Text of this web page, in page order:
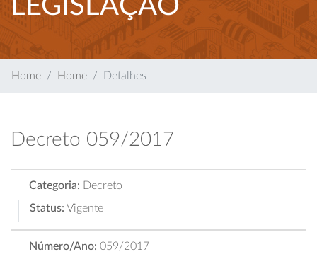
LEGISLAÇÃO
Home Home Detalhes
Decreto 059/2017
Categoria: Decreto
Status: Vigente
Número/Ano: 059/2017